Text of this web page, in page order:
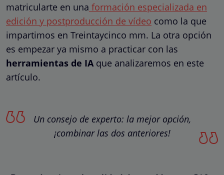
matricularte en una formación especializada en
edición y postproducción de vídeo como la que
impartimos en Treintaycinco mm. La otra opción
es empezar ya mismo a practicar con las
herramientas de IA que analizaremos en este
artículo.
Un consejo de experto: la mejor opción,
¡combinar las dos anteriores!